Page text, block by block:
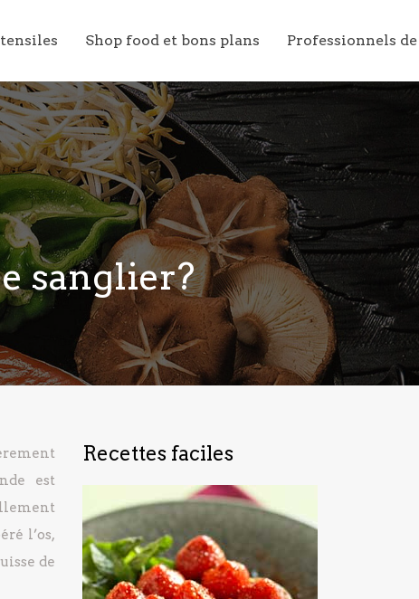
Shop food et bons plans Professionnels
sanglier?
est
l’os,
de
Recettes faciles